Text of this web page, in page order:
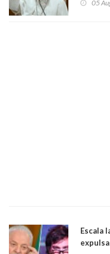
05
Escala